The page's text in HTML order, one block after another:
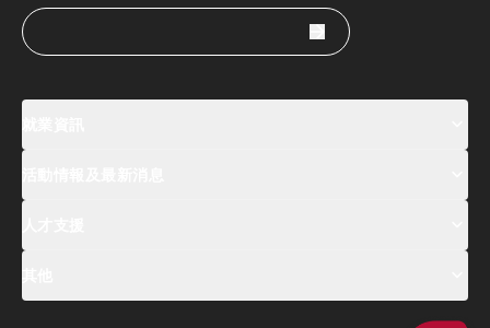
薪酬指數
全球人才高峰會周
聯絡我們